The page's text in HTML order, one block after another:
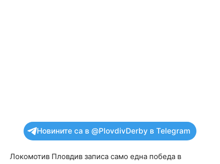
Новините са в @PlovdivDerby в Telegram
Локомотив Пловдив записа само една победа в